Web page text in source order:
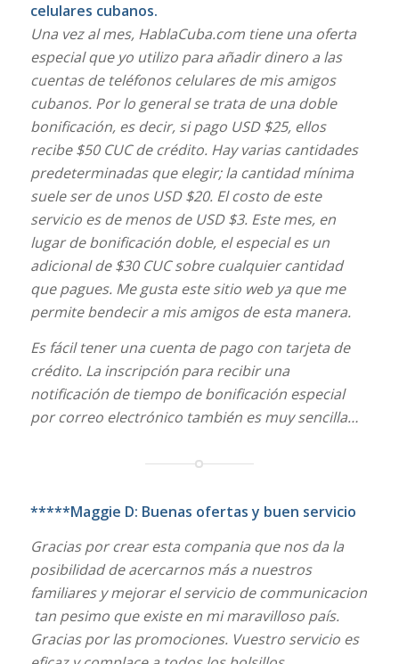
celulares cubanos.
Una vez al mes, HablaCuba.com tiene una oferta
especial que yo utilizo para añadir dinero a las
cuentas de teléfonos celulares de mis amigos
cubanos. Por lo general se trata de una doble
bonificación, es decir, si pago USD $25, ellos
recibe $50 CUC de crédito. Hay varias cantidades
predeterminadas que elegir; la cantidad mínima
suele ser de unos USD $20. El costo de este
servicio es de menos de USD $3. Este mes, en
lugar de bonificación doble, el especial es un
adicional de $30 CUC sobre cualquier cantidad
que pagues. Me gusta este sitio web ya que me
permite bendecir a mis amigos de esta manera.
Es fácil tener una cuenta de pago con tarjeta de
crédito. La inscripción para recibir una
notificación de tiempo de bonificación especial
por correo electrónico también es muy sencilla…
*****Maggie D: Buenas ofertas y buen servicio
Gracias por crear esta compania que nos da la
posibilidad de acercarnos más a nuestros
familiares y mejorar el servicio de communicacion
tan pesimo que existe en mi maravilloso país.
Gracias por las promociones. Vuestro servicio es